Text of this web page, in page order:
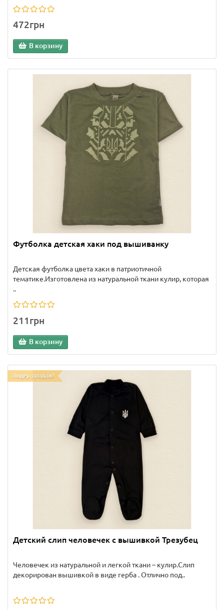
472грн
В корзину
Футболка детская хаки под вышиванку
Детская футболка цвета хаки в патриотичной
тематике.Изготовлена из натуральной ткани кулир, которая
..
211грн
В корзину
Лидер продаж!
Детский слип человечек с вышивкой Трезубец
Человечек из натуральной и легкой ткани – кулир.Слип
декорирован вышивкой в виде герба . Отлично под..